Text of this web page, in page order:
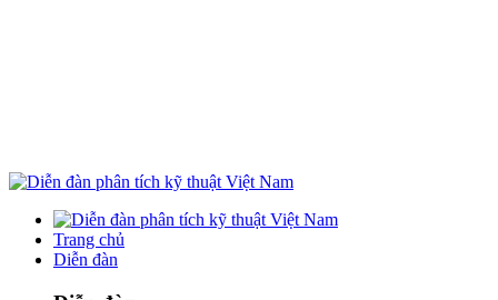
Trang chủ
Diễn đàn